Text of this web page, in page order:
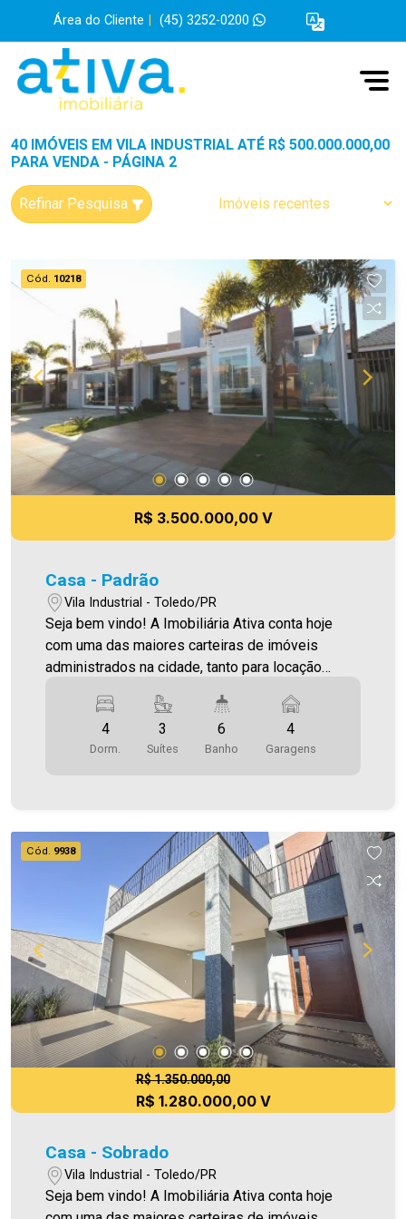
Área do Cliente (45) 3252-0200
40 IMÓVEIS EM VILA INDUSTRIAL ATÉ R$ 500.000.000,00
PARA VENDA - PÁGINA 2
Refinar Pesquisa
Cód. 10218
R$ 3.500.000,00 V
Casa - Padrão
Vila Industrial - Toledo/PR
Seja bem vindo! A Imobiliária Ativa conta hoje
com uma das maiores carteiras de imóveis
administrados na cidade, tanto para locação
opções! Casa semi mobiliada Localizada na Vila
Industrial. Por R$3.500.000,00 O Imóvel conta
com: - Sala de Estar com TV e home theater -
de serviço - Área de festas com churrasqueira,
bancada, cozinha planejada e sala de jogos -
Piscina aquecida com borda infinita - 04 Vagas
de garagem (Sendo 02 descobertas) *02 Portões
eletrônicos e interfone Área construída 323,17m²
Área terreno 491,52m² Aproveite essa
oportunidade! A hora de encontrar o seu novo lar
É AGORA! Imobiliária Ativa, sinta-se em casa!
4
Dorm.
3
Suítes
6
Banho
4
Garagens
Cód. 9938
R$ 1.350.000,00
R$ 1.280.000,00 V
Casa - Sobrado
Vila Industrial - Toledo/PR
Seja bem vindo! A Imobiliária Ativa conta hoje